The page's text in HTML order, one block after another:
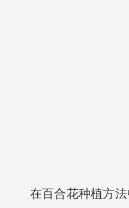
在百合花种植方